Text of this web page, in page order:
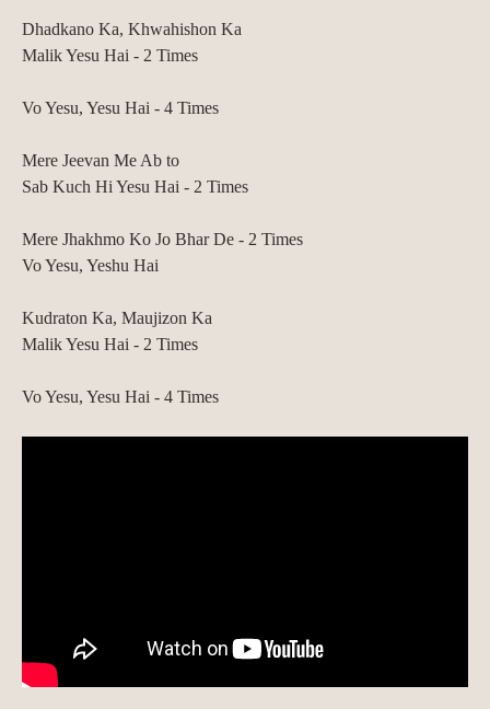
Dhadkano Ka, Khwahishon Ka
Malik Yesu Hai - 2 Times
Vo Yesu, Yesu Hai - 4 Times
Mere Jeevan Me Ab to
Sab Kuch Hi Yesu Hai - 2 Times
Mere Jhakhmo Ko Jo Bhar De - 2 Times
Vo Yesu, Yeshu Hai
Kudraton Ka, Maujizon Ka
Malik Yesu Hai - 2 Times
Vo Yesu, Yesu Hai - 4 Times